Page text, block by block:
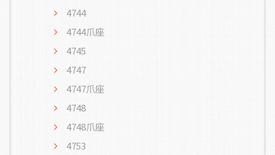
4744
4744爪座
4745
4747
4747爪座
4748
4748爪座
4753